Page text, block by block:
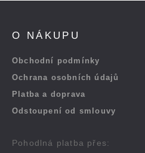
O NÁKUPU
Obchodní podmínky
Ochrana osobních údajů
Platba a doprava
Odstoupení od smlouvy
Pohodlná platba přes: